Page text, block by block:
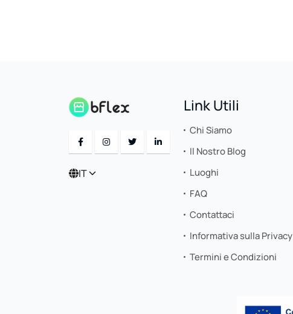
IT
Link Utili
Chi Siamo
Il Nostro Blog
Luoghi
FAQ
Contattaci
Informativa sulla Privacy
Termini e Condizioni